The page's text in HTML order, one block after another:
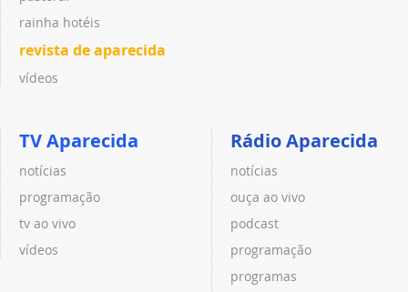
rainha hotéis
revista de aparecida
vídeos
TV Aparecida
notícias
programação
tv ao vivo
vídeos
Rádio Aparecida
notícias
ouça ao vivo
podcast
programação
programas